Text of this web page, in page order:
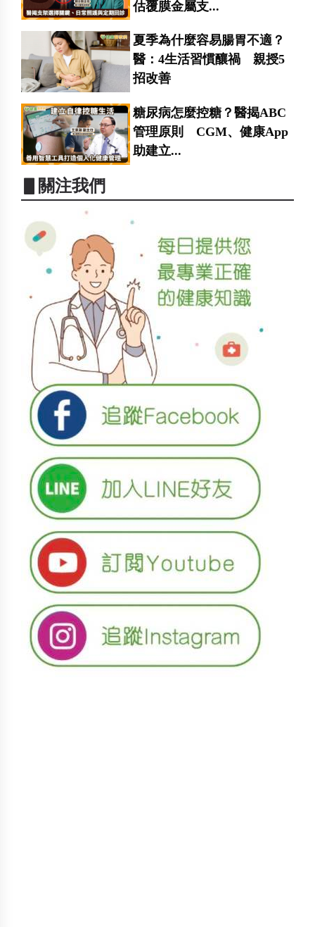
估覆膜金屬支...
夏季為什麼容易腸胃不適？
醫：4生活習慣釀禍 親授5
招改善
糖尿病怎麼控糖？醫揭ABC
管理原則 CGM、健康App
助建立...
▋關注我們